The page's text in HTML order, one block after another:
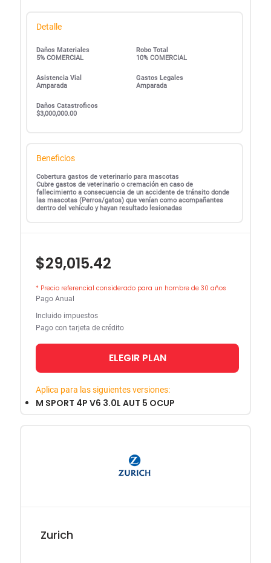
Detalle
Daños Materiales
5% COMERCIAL
Robo Total
10% COMERCIAL
Asistencia Vial
Amparada
Gastos Legales
Amparada
Daños Catastroficos
$3,000,000.00
Beneficios
Cobertura gastos de veterinario para mascotas
Cubre gastos de veterinario o cremación en caso de
fallecimiento a consecuencia de un accidente de tránsito donde
las mascotas (Perros/gatos) que venían como acompañantes
dentro del vehículo y hayan resultado lesionadas
$29,015.42
* Precio referencial considerado para un hombre de 30 años
Pago Anual
Incluido impuestos
Pago con tarjeta de crédito
ELEGIR PLAN
Aplica para las siguientes versiones:
M SPORT 4P V6 3.0L AUT 5 OCUP
Zurich